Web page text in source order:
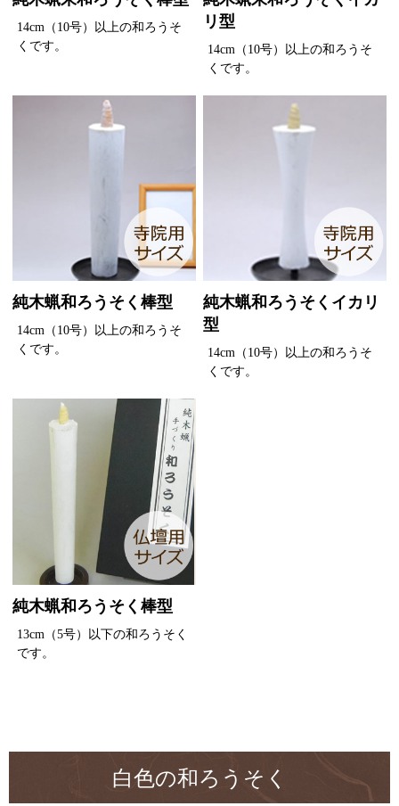
14cm（10号）以上の和ろうそ
くです。
リ型
14cm（10号）以上の和ろうそ
くです。
純木蝋和ろうそく棒型
14cm（10号）以上の和ろうそ
くです。
純木蝋和ろうそくイカリ
型
14cm（10号）以上の和ろうそ
くです。
純木蝋和ろうそく棒型
13cm（5号）以下の和ろうそく
です。
白色の和ろうそく